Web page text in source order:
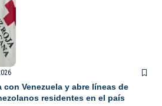
con Venezuela y abre líneas de
residentes en el país